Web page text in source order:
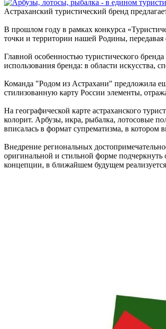
Астраханский туристический бренд
В прошлом году в рамках конкурса
точки и территории нашей Родины, передавая
Главной особенностью туристического
использования бренда: в области искусства,
Команда "Родом из Астрахани" предложила
стилизованную карту России элементы,
На географической карте астраханского
колорит. Арбузы, икра, рыбалка, лотосовые
вписалась в формат супрематизма, в
Внедрение региональных
оригинальной и стильной форме подчеркнуть
концепции, в ближайшем будущем